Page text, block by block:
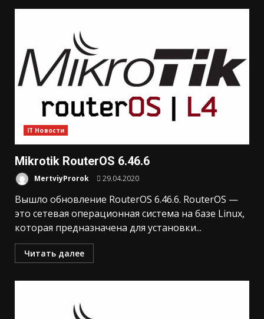
IT Новости
Mikrotik RouterOS 6.46.6
MertviyProrok 29.04.2020
Вышло обновление RouterOS 6.46.6. RouterOS —
это сетевая операционная система на базе Linux,
которая предназначена для установки...
Читать далее